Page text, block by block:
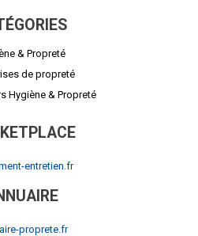
& Propreté
de propreté
Hygiène & Propreté
entretien.fr
proprete.fr